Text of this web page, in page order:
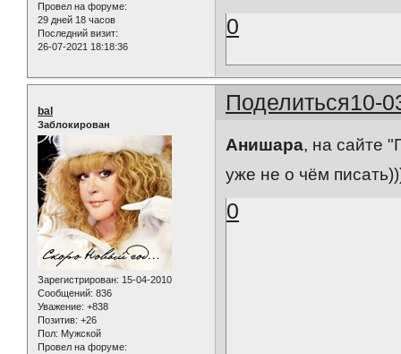
Провел на форуме:
29 дней 18 часов
Последний визит:
26-07-2021 18:18:36
0
Поделиться10-
bal
Заблокирован
Зарегистрирован: 15-04-2010
Сообщений: 836
Уважение: +838
Позитив: +26
Пол: Мужской
Провел на форуме:
Анишара, на сайте
уже не о чём
0